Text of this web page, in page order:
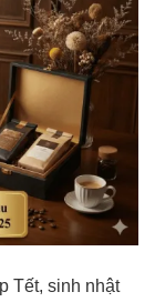
Tết, sinh nhật